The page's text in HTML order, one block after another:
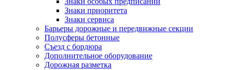
Знаки приоритета
Знаки сервиса
Барьеры дорожные и передвижные секции
Полусферы бетонные
Съезд с бордюра
Дополнительное оборудование
Дорожная разметка